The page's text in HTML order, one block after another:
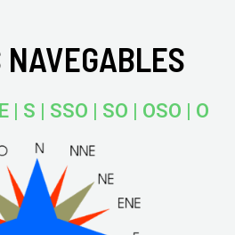
| S | SSO | SO | OSO | O